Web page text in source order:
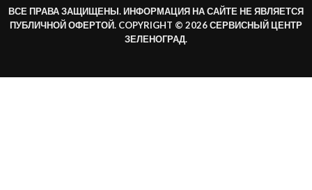
ВСЕ ПРАВА ЗАЩИЩЕНЫ. ИНФОРМАЦИЯ НА САЙТЕ НЕ ЯВЛЯЕТСЯ
ПУБЛИЧНОЙ ОФЕРТОЙ. COPYRIGHT © 2026 СЕРВИСНЫЙ ЦЕНТР
ЗЕЛЕНОГРАД.